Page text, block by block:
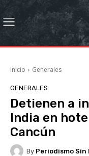
Inicio Generales
GENERALES
Detienen a
India en
Cancún
By Periodismo Sin